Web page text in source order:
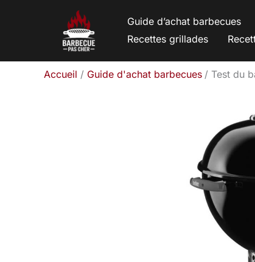
Guide d’achat barbecues
Recettes grillades
Accueil Guide d'achat barbecues Test du